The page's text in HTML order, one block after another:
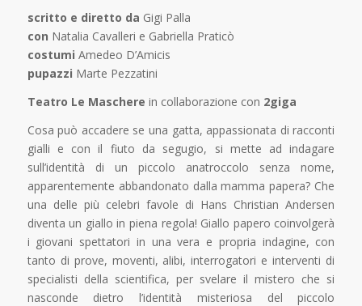
scritto e diretto da Gigi Palla
con Natalia Cavalleri e Gabriella Praticò
costumi Amedeo D’Amicis
pupazzi Marte Pezzatini
Teatro Le Maschere in collaborazione con 2giga
Cosa può accadere se una gatta, appassionata di racconti
gialli e con il fiuto da segugio, si mette ad indagare
sull’identità di un piccolo anatroccolo senza nome,
apparentemente abbandonato dalla mamma papera? Che
una delle più celebri favole di Hans Christian Andersen
diventa un giallo in piena regola! Giallo papero coinvolgerà
i giovani spettatori in una vera e propria indagine, con
tanto di prove, moventi, alibi, interrogatori e interventi di
specialisti della scientifica, per svelare il mistero che si
nasconde dietro l’identità misteriosa del piccolo